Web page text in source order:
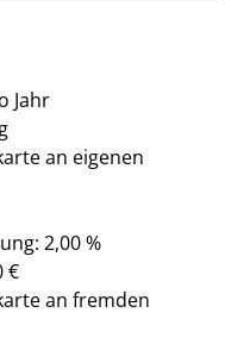
Jahr
an eigenen
2,00 %
€
an fremden